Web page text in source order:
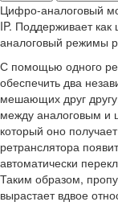
Цифро-аналоговый
IP. Поддерживает
аналоговый режимы
С помощью одного
обеспечить два
мешающих друг
между аналоговым и
который оно
ретранслятора
автоматически
Таким образом,
вырастает вдвое